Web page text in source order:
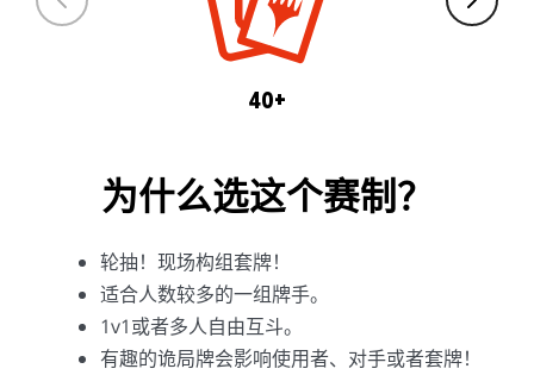
40+
为什么选这个赛制？
轮抽！现场构组套牌！
适合人数较多的一组牌手。
1v1或者多人自由互斗。
有趣的诡局牌会影响使用者、对手或者套牌！